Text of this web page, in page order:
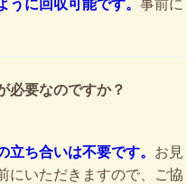
うに回収可能です。 事前に
必要なのですか？
立ち合いは不要です。 お見
にいただきますので、ご協